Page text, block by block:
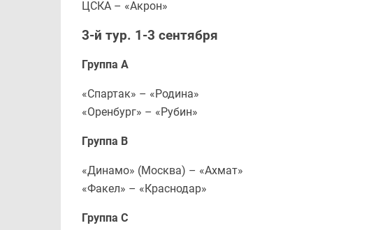
ЦСКА – «Акрон»
3-й тур. 1-3 сентября
Группа А
«Спартак» – «Родина»
«Оренбург» – «Рубин»
Группа В
«Динамо» (Москва) – «Ахмат»
«Факел» – «Краснодар»
Группа С